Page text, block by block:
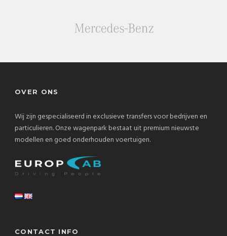
OVER ONS
Wij zijn gespecialiseerd in exclusieve transfers voor bedrijven en
particulieren. Onze wagenpark bestaat uit premium nieuwste
modellen en goed onderhouden voertuigen.
CONTACT INFO